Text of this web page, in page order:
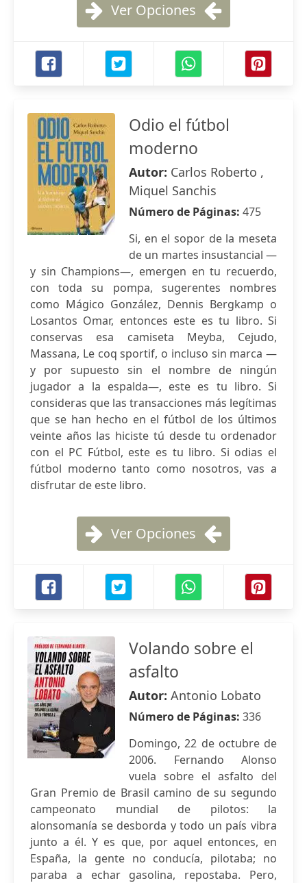
Ver Opciones
Odio el fútbol
moderno
Autor: Carlos Roberto ,
Miquel Sanchis
Número de Páginas: 475
Si, en el sopor de la meseta
de un martes insustancial —
y sin Champions—, emergen en tu recuerdo,
con toda su pompa, sugerentes nombres
como Mágico González, Dennis Bergkamp o
Losantos Omar, entonces este es tu libro. Si
conservas esa camiseta Meyba, Cejudo,
Massana, Le coq sportif, o incluso sin marca —
y por supuesto sin el nombre de ningún
jugador a la espalda—, este es tu libro. Si
consideras que las transacciones más legítimas
que se han hecho en el fútbol de los últimos
veinte años las hiciste tú desde tu ordenador
con el PC Fútbol, este es tu libro. Si odias el
fútbol moderno tanto como nosotros, vas a
disfrutar de este libro.
Ver Opciones
Volando sobre el
asfalto
Autor: Antonio Lobato
Número de Páginas: 336
Domingo, 22 de octubre de
2006. Fernando Alonso
vuela sobre el asfalto del
Gran Premio de Brasil camino de su segundo
campeonato mundial de pilotos: la
alonsomanía se desborda y todo un país vibra
junto a él. Y es que, por aquel entonces, en
España, la gente no conducía, pilotaba; no
paraba a echar gasolina, repostaba. Pero,